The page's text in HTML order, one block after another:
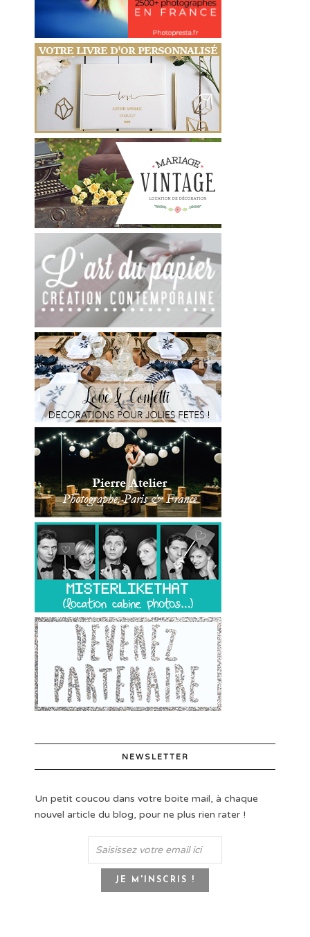
NEWSLETTER
Un petit coucou dans votre boite mail, à chaque
nouvel article du blog, pour ne plus rien rater !